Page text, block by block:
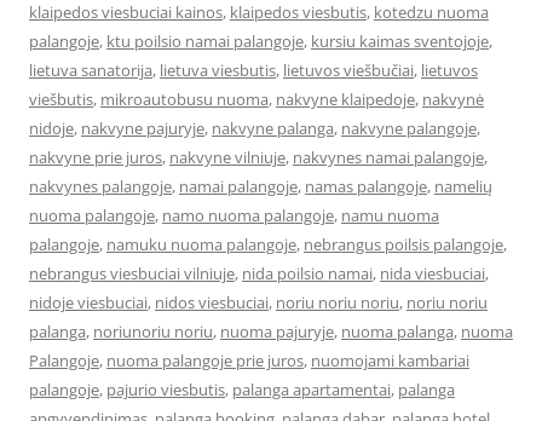
klaipedos viesbuciai kainos, klaipedos viesbutis, kotedzu nuoma
palangoje, ktu poilsio namai palangoje, kursiu kaimas sventojoje,
lietuva sanatorija, lietuva viesbutis, lietuvos viešbučiai, lietuvos
viešbutis, mikroautobusu nuoma, nakvyne klaipedoje, nakvynė
nidoje, nakvyne pajuryje, nakvyne palanga, nakvyne palangoje,
nakvyne prie juros, nakvyne vilniuje, nakvynes namai palangoje,
nakvynes palangoje, namai palangoje, namas palangoje, namelių
nuoma palangoje, namo nuoma palangoje, namu nuoma
palangoje, namuku nuoma palangoje, nebrangus poilsis palangoje,
nebrangus viesbuciai vilniuje, nida poilsio namai, nida viesbuciai,
nidoje viesbuciai, nidos viesbuciai, noriu noriu noriu, noriu noriu
palanga, noriunoriu noriu, nuoma pajuryje, nuoma palanga, nuoma
Palangoje, nuoma palangoje prie juros, nuomojami kambariai
palangoje, pajurio viesbutis, palanga apartamentai, palanga